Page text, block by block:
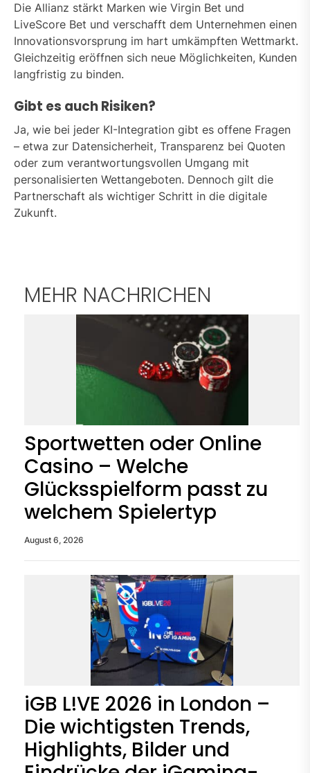
Die Allianz stärkt Marken wie Virgin Bet und
LiveScore Bet und verschafft dem Unternehmen einen
Innovationsvorsprung im hart umkämpften Wettmarkt.
Gleichzeitig eröffnen sich neue Möglichkeiten, Kunden
langfristig zu binden.
Gibt es auch Risiken?
Ja, wie bei jeder KI-Integration gibt es offene Fragen
– etwa zur Datensicherheit, Transparenz bei Quoten
oder zum verantwortungsvollen Umgang mit
personalisierten Wettangeboten. Dennoch gilt die
Partnerschaft als wichtiger Schritt in die digitale
Zukunft.
MEHR NACHRICHEN
Sportwetten oder Online
Casino – Welche
Glücksspielform passt zu
welchem Spielertyp
August 6, 2026
iGB L!VE 2026 in London –
Die wichtigsten Trends,
Highlights, Bilder und